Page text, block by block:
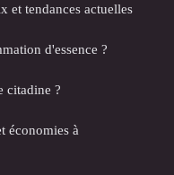
et tendances actuelles
d'essence ?
citadine ?
économies à